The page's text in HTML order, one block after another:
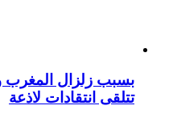
بسبب زلزال المغرب
تتلقى انتقادات لاذعة